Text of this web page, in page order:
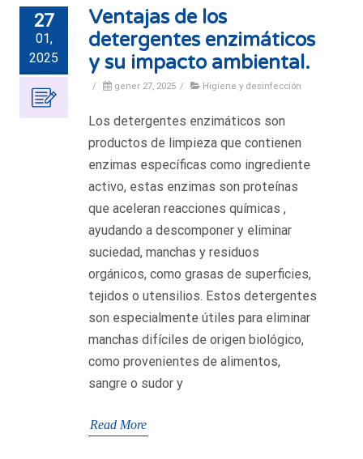
27
01,
2025
Ventajas de los
detergentes enzimáticos
y su impacto ambiental.
/ gener 27, 2025 / Higiene y desinfección
Los detergentes enzimáticos son
productos de limpieza que contienen
enzimas específicas como ingrediente
activo, estas enzimas son proteínas
que aceleran reacciones químicas ,
ayudando a descomponer y eliminar
suciedad, manchas y residuos
orgánicos, como grasas de superficies,
tejidos o utensilios. Estos detergentes
son especialmente útiles para eliminar
manchas difíciles de origen biológico,
como provenientes de alimentos,
sangre o sudor y
Read More